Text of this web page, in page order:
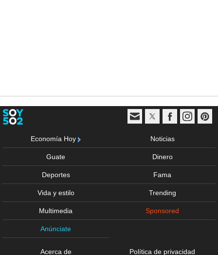
Economía Hoy Noticias
Guate Dinero
Deportes Fama
Vida y estilo Trending
Multimedia Sponsored
Anúnciate
Acerca de Política de privacidad